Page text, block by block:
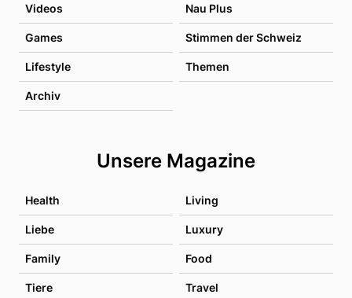
Videos Nau Plus
Games Stimmen der Schweiz
Lifestyle Themen
Archiv
Unsere Magazine
Health Living
Liebe Luxury
Family Food
Tiere Travel